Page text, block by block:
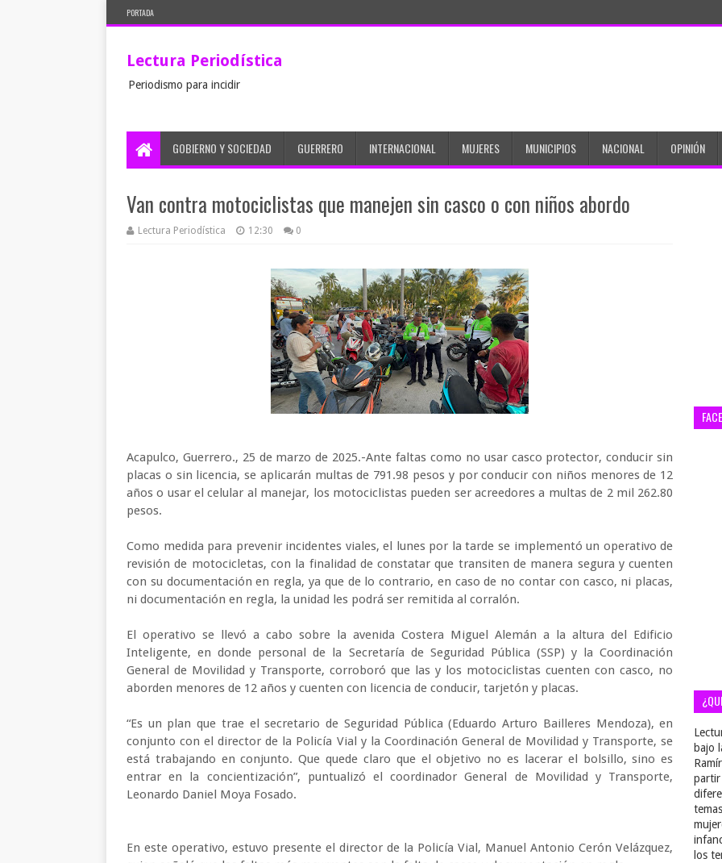
PORTADA
Lectura Periodística
Periodismo para incidir
GOBIERNO Y SOCIEDAD GUERRERO INTERNACIONAL MUJERES MUNICIPIOS NACIONAL OPINIÓN
Van contra motociclistas que manejen sin casco o con niños abordo
Lectura Periodística 12:30 0
Acapulco, Guerrero., 25 de marzo de 2025.-Ante faltas como no usar casco protector, conducir sin
placas o sin licencia, se aplicarán multas de 791.98 pesos y por conducir con niños menores de 12
años o usar el celular al manejar, los motociclistas pueden ser acreedores a multas de 2 mil 262.80
pesos.
Como medida para prevenir incidentes viales, el lunes por la tarde se implementó un operativo de
revisión de motocicletas, con la finalidad de constatar que transiten de manera segura y cuenten
con su documentación en regla, ya que de lo contrario, en caso de no contar con casco, ni placas,
ni documentación en regla, la unidad les podrá ser remitida al corralón.
El operativo se llevó a cabo sobre la avenida Costera Miguel Alemán a la altura del Edificio
Inteligente, en donde personal de la Secretaría de Seguridad Pública (SSP) y la Coordinación
General de Movilidad y Transporte, corroboró que las y los motociclistas cuenten con casco, no
aborden menores de 12 años y cuenten con licencia de conducir, tarjetón y placas.
“Es un plan que trae el secretario de Seguridad Pública (Eduardo Arturo Bailleres Mendoza), en
conjunto con el director de la Policía Vial y la Coordinación General de Movilidad y Transporte, se
está trabajando en conjunto. Que quede claro que el objetivo no es lacerar el bolsillo, sino es
entrar en la concientización”, puntualizó el coordinador General de Movilidad y Transporte,
Leonardo Daniel Moya Fosado.
En este operativo, estuvo presente el director de la Policía Vial, Manuel Antonio Cerón Velázquez,
bajo
partir
los